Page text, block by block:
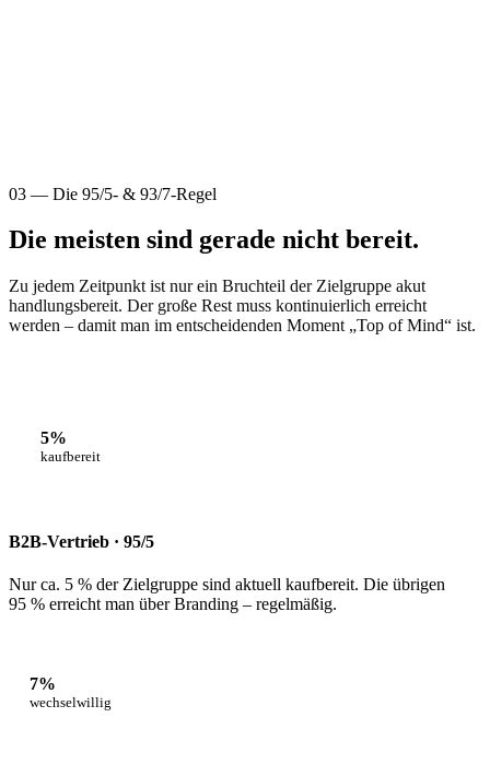
03 — Die 95/5- & 93/7-Regel
Die meisten sind gerade nicht bereit.
Zu jedem Zeitpunkt ist nur ein Bruchteil der Zielgruppe akut
handlungsbereit. Der große Rest muss kontinuierlich erreicht
werden – damit man im entscheidenden Moment „Top of Mind“ ist.
5%
kaufbereit
B2B-Vertrieb · 95/5
Nur ca. 5 % der Zielgruppe sind aktuell kaufbereit. Die übrigen
95 % erreicht man über Branding – regelmäßig.
7%
wechselwillig